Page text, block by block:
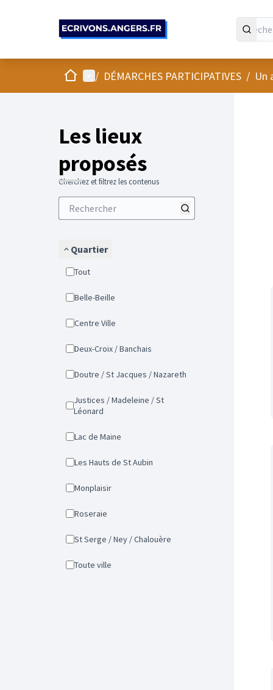
AccueilMenu principal
/ DÉMARCHES PARTICIPATIVES / Un
Les lieux
proposés
Cherchez et filtrez les contenus
Quartier
Tout
Belle-Beille
Centre Ville
Deux-Croix / Banchais
Doutre / St Jacques / Nazareth
Justices / Madeleine / St
Léonard
Lac de Maine
Les Hauts de St Aubin
Monplaisir
Roseraie
St Serge / Ney / Chalouère
Toute ville